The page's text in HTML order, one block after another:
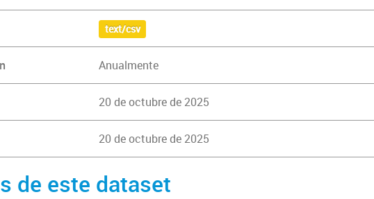
text/csv
Anualmente
20 de octubre de 2025
20 de octubre de 2025
de este dataset